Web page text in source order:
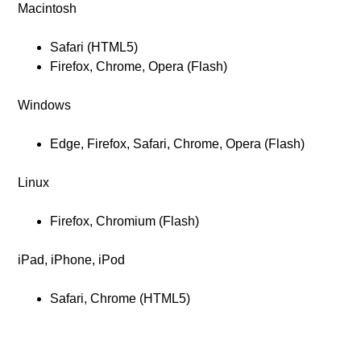
Macintosh
Safari (HTML5)
Firefox, Chrome, Opera (Flash)
Windows
Edge, Firefox, Safari, Chrome, Opera (Flash)
Linux
Firefox, Chromium (Flash)
iPad, iPhone, iPod
Safari, Chrome (HTML5)